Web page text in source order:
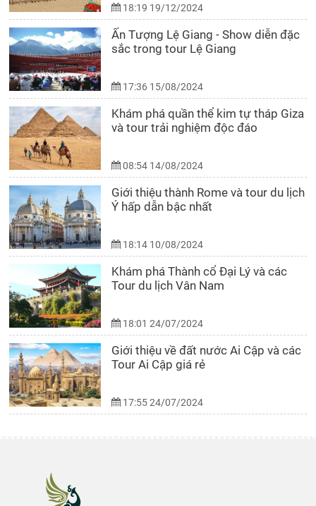
18:19 19/12/2024
Ấn Tượng Lệ Giang - Show diễn đặc
sắc trong tour Lệ Giang
17:36 15/08/2024
Khám phá quần thể kim tự tháp Giza
và tour trải nghiệm độc đáo
08:54 14/08/2024
Giới thiệu thành Rome và tour du lịch
Ý hấp dẫn bậc nhất
18:14 10/08/2024
Khám phá Thành cổ Đại Lý và các
Tour du lịch Vân Nam
18:01 24/07/2024
Giới thiệu về đất nước Ai Cập và các
Tour Ai Cập giá rẻ
17:55 24/07/2024